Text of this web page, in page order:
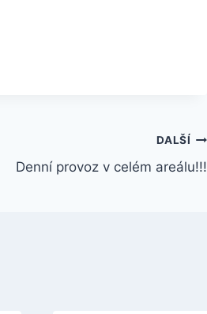
DALŠÍ
Denní provoz v celém areálu!!!